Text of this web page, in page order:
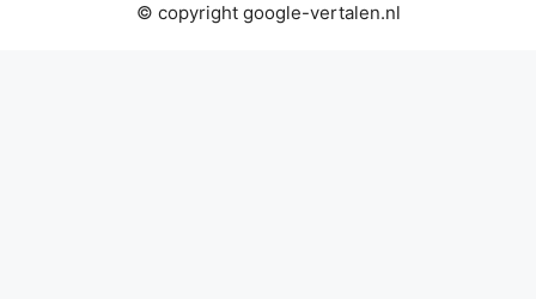
© copyright google-vertalen.nl